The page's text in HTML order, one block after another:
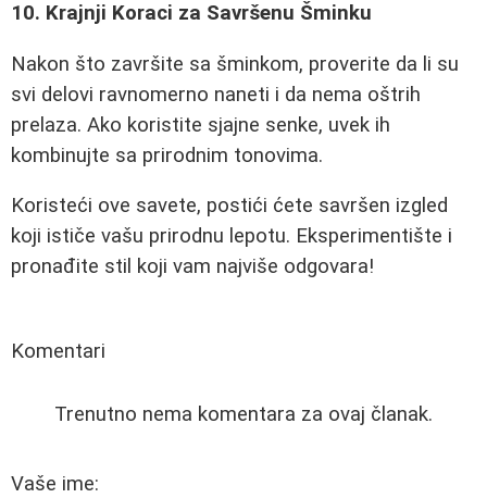
10. Krajnji Koraci za Savršenu Šminku
Nakon što završite sa šminkom, proverite da li su
svi delovi ravnomerno naneti i da nema oštrih
prelaza. Ako koristite sjajne senke, uvek ih
kombinujte sa prirodnim tonovima.
Koristeći ove savete, postići ćete savršen izgled
koji ističe vašu prirodnu lepotu. Eksperimentište i
pronađite stil koji vam najviše odgovara!
Komentari
Trenutno nema komentara za ovaj članak.
Vaše ime: